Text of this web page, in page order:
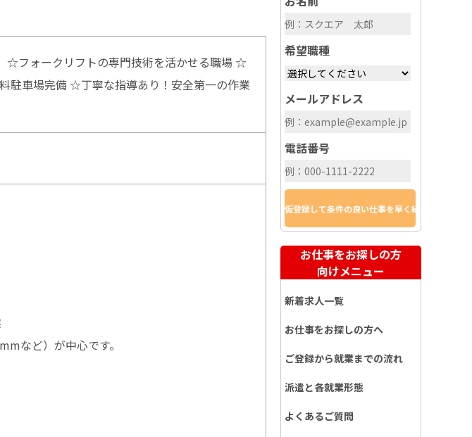
☆フォークリフトの専門技術を活かせる職場 ☆
駐車場完備 ☆丁寧な指導あり！安全第一の作業
など）が中心です。
希望職種
メールアドレス
電話番号
お仕事をお探しの方
向けメニュー
新着求人一覧
お仕事をお探しの方へ
ご登録から就業までの流れ
派遣と各就業形態
よくあるご質問